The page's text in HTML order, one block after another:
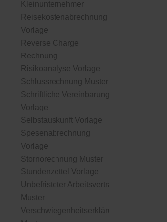
Kleinunternehmer
Reisekostenabrechnung
Vorlage
Reverse Charge
Rechnung
Risikoanalyse Vorlage
Schlussrechnung Muster
Schriftliche Vereinbarung
Vorlage
Selbstauskunft Vorlage
Spesenabrechnung
Vorlage
Stornorechnung Muster
Stundenzettel Vorlage
Unbefristeter Arbeitsvertrag
Muster
Verschwiegenheitserklärung